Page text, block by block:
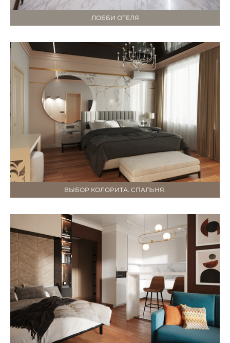
ЛОББИ ОТЕЛЯ
ВЫБОР КОЛОРИТА. СПАЛЬНЯ.